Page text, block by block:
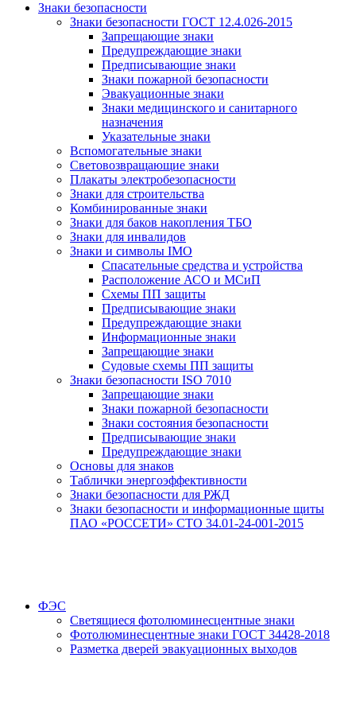
Знаки безопасности
Знаки безопасности ГОСТ 12.4.026-2015
Запрещающие знаки
Предупреждающие знаки
Предписывающие знаки
Знаки пожарной безопасности
Эвакуационные знаки
Знаки медицинского и санитарного
назначения
Указательные знаки
Вспомогательные знаки
Световозвращающие знаки
Плакаты электробезопасности
Знаки для строительства
Комбинированные знаки
Знаки для баков накопления ТБО
Знаки для инвалидов
Знаки и символы IMO
Спасательные средства и устройства
Расположение АСО и МСиП
Схемы ПП защиты
Предписывающие знаки
Предупреждающие знаки
Информационные знаки
Запрещающие знаки
Судовые схемы ПП защиты
Знаки безопасности ISO 7010
Запрещающие знаки
Знаки пожарной безопасности
Знаки состояния безопасности
Предписывающие знаки
Предупреждающие знаки
Основы для знаков
Таблички энергоэффективности
Знаки безопасности для РЖД
Знаки безопасности и информационные щиты
ПАО «РОССЕТИ» СТО 34.01-24-001-2015
ФЭС
Светящиеся фотолюминесцентные знаки
Фотолюминесцентные знаки ГОСТ 34428-2018
Разметка дверей эвакуационных выходов